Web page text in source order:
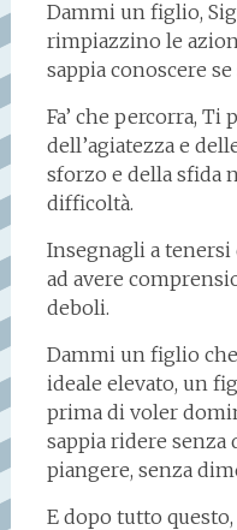
Dammi un figlio,
rimpiazzino le
sappia conoscere se
Fa’ che percorra,
dell’agiatezza e
sforzo e della sfida
difficoltà.
Insegnagli a
ad avere
deboli.
Dammi un figlio
ideale elevato, un
prima di voler
sappia ridere senza
piangere, senza
E dopo tutto